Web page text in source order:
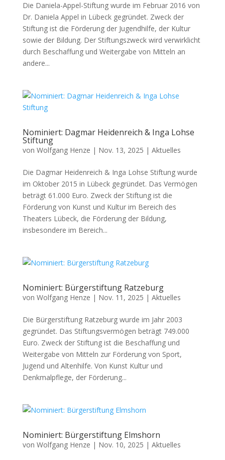
Die Daniela-Appel-Stiftung wurde im Februar 2016 von
Dr. Daniela Appel in Lübeck gegründet. Zweck der
Stiftung ist die Förderung der Jugendhilfe, der Kultur
sowie der Bildung. Der Stiftungszweck wird verwirklicht
durch Beschaffung und Weitergabe von Mitteln an
andere...
Nominiert: Dagmar Heidenreich & Inga Lohse
Stiftung
von Wolfgang Henze | Nov. 13, 2025 | Aktuelles
Die Dagmar Heidenreich & Inga Lohse Stiftung wurde
im Oktober 2015 in Lübeck gegründet. Das Vermögen
beträgt 61.000 Euro. Zweck der Stiftung ist die
Förderung von Kunst und Kultur im Bereich des
Theaters Lübeck, die Förderung der Bildung,
insbesondere im Bereich...
Nominiert: Bürgerstiftung Ratzeburg
von Wolfgang Henze | Nov. 11, 2025 | Aktuelles
Die Bürgerstiftung Ratzeburg wurde im Jahr 2003
gegründet. Das Stiftungsvermögen beträgt 749.000
Euro. Zweck der Stiftung ist die Beschaffung und
Weitergabe von Mitteln zur Förderung von Sport,
Jugend und Altenhilfe. Von Kunst Kultur und
Denkmalpflege, der Förderung...
Nominiert: Bürgerstiftung Elmshorn
von Wolfgang Henze | Nov. 10, 2025 | Aktuelles